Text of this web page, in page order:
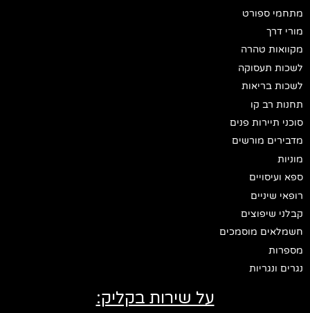
מתחמי ספורט
מורי דרך
מקוואות טהרה
לשכות תעסוקה
לשכות בריאות
תחנות רב קו
סוכני תיירות פנים
מדבירים מורשים
מוניות
ספא ועיסויים
רופאי שיניים
קבלני שיפוצים
חשמלאים מוסמכים
מספרות
נגרים ונגריות
על שירות בקליק: